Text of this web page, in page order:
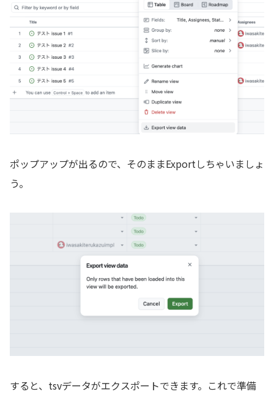
ポップアップが出るので、そのままExportしちゃいましょ
う。
すると、tsvデータがエクスポートできます。これで準備